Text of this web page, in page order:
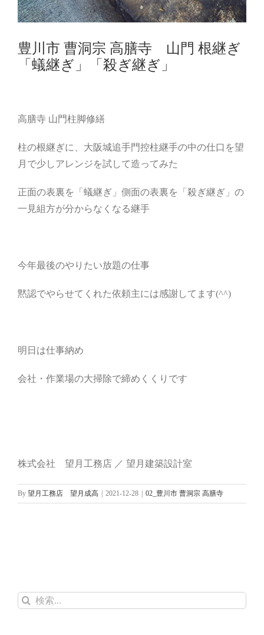
豊川市 曹洞宗 高膳寺 山門 根継ぎ
「蟻継ぎ」「殺ぎ継ぎ」
高膳寺 山門柱脚修繕
柱の根継ぎに、大阪城追手門控柱継手の中の仕口を望
月で少しアレンジを試して造ってみた
正面の表裏を「蟻継ぎ」側面の表裏を「殺ぎ継ぎ」の
一見組方が分からなくなる継手
今年最後のやりたい放題の仕事
黙認でやらせてくれた依頼主には感謝してます(^^)
明日は仕事納め
会社・作業場の大掃除で締めくくりです
株式会社 望月工務店 ／ 望月建築設計室
By 望月工務店 望月成高 2021-12-28 02_豊川市 曹洞宗 高膳寺
検